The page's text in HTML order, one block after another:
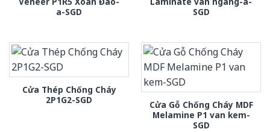
a-SGD
SGD
Cửa Thép Chống Cháy
2P1G2-SGD
Cửa Gỗ Chống Cháy MDF
Melamine P1 van kem-
SGD